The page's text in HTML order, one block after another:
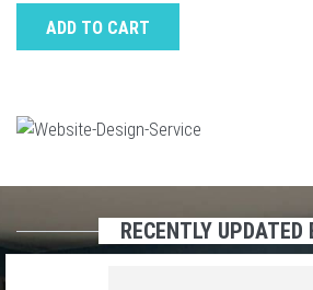
ADD TO CART
RECENTLY UPDATED